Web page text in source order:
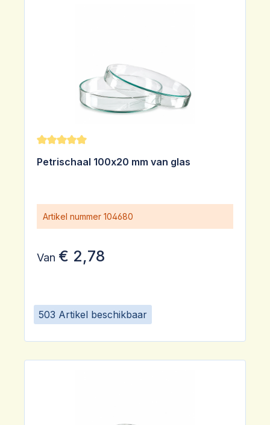
503 Artikel beschikbaar
Gemiddelde waardering van 5 van 5 sterren
Petrischaal 100x20 mm van glas
Artikel nummer 104680
Van € 2,78